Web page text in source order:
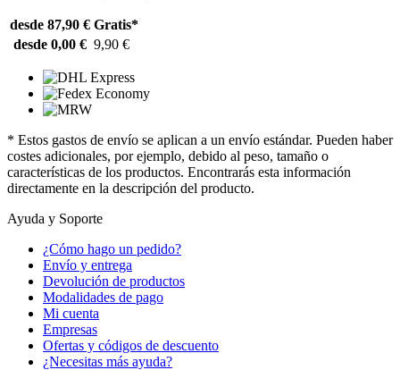
desde 87,90 € Gratis*
desde 0,00 € 9,90 €
* Estos gastos de envío se aplican a un envío estándar. Pueden haber
costes adicionales, por ejemplo, debido al peso, tamaño o
características de los productos. Encontrarás esta información
directamente en la descripción del producto.
Ayuda y Soporte
¿Cómo hago un pedido?
Envío y entrega
Devolución de productos
Modalidades de pago
Mi cuenta
Empresas
Ofertas y códigos de descuento
¿Necesitas más ayuda?